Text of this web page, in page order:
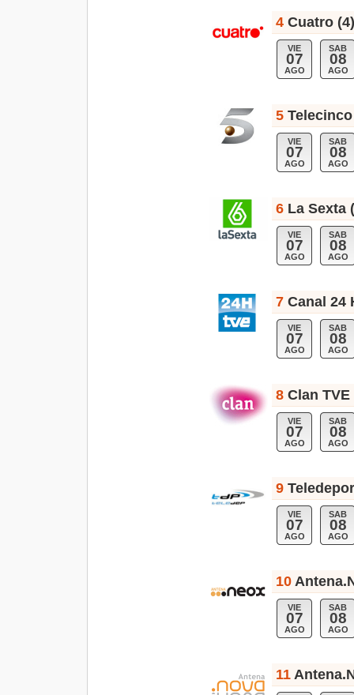
4 Cuatro (4)
VIE
07
AGO
SAB
08
AGO
5
VIE
07
AGO
SAB
08
AGO
6 La Sexta
VIE
07
AGO
SAB
08
AGO
7 Canal 24
VIE
07
AGO
SAB
08
AGO
8 Clan TVE
VIE
07
AGO
SAB
08
AGO
9
VIE
07
AGO
SAB
08
AGO
10
VIE
07
AGO
SAB
08
AGO
11